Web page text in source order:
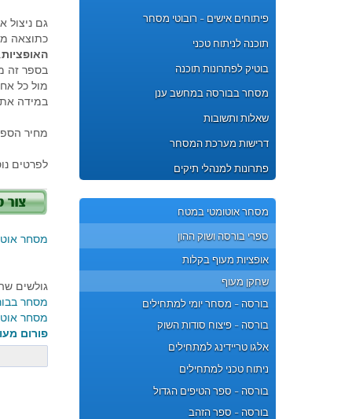
פיתוחים אישים - רובוטי מסחר
תוכנה לניתוח טכני
בוטיק לפתרונות תוכנה
מסחר בבורסה במחשב ענן
שאלות ותשובות
דרישות מערכת המסחר
פתרונות למנהלי תיקים
מסחר אוטומטי במטח
ספרי בורסה ושוק ההון
אופציות מעוף בקלות
שחקן מעוף
בורסה - מסחר יומי למתחילים
בורסה - פיצוח סודות השוק
אלגו טריידינג למתחילים
ניתוח טכני למתחילים
בורסה - ספר הטיפים הגדול
בורסה - ספר הזהב
גם ניצול
כתוצאה
האופציות
בספר זה
מול כל
במידה
מחיר הספר
לפרטים
מסחר
גולשים
מסחר
מסחר
פורום